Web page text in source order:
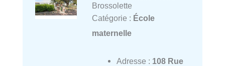
Brossolette
Catégorie : École
maternelle
Adresse : 108 Rue